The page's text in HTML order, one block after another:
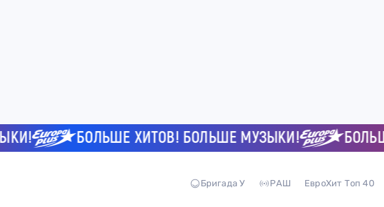
БОЛЬШЕ ХИТОВ! БОЛЬШЕ МУЗЫКИ! БОЛЬШЕ
Бригада У РАШ ЕвроХит Топ 40